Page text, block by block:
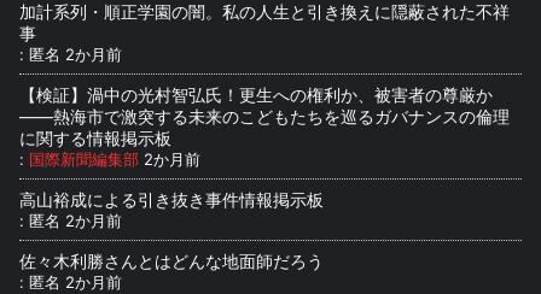
加計系列・順正学園の闇。私の人生と引き換えに隠蔽された不祥
事
: 匿名 2か月前
【検証】渦中の光村智弘氏！更生への権利か、被害者の尊厳か
――熱海市で激突する未来のこどもたちを巡るガバナンスの倫理
に関する情報掲示板
: 国際新聞編集部 2か月前
高山裕成による引き抜き事件情報掲示板
: 匿名 2か月前
佐々木利勝さんとはどんな地面師だろう
: 匿名 2か月前